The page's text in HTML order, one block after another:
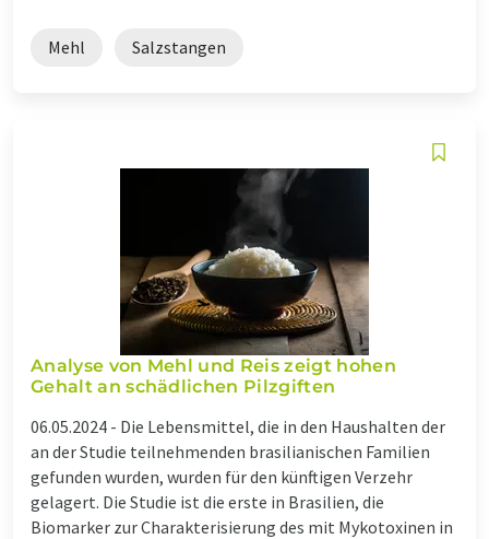
Mehl Salzstangen
Analyse von Mehl und Reis zeigt hohen
Gehalt an schädlichen Pilzgiften
06.05.2024 - Die Lebensmittel, die in den Haushalten der
an der Studie teilnehmenden brasilianischen Familien
gefunden wurden, wurden für den künftigen Verzehr
gelagert. Die Studie ist die erste in Brasilien, die
Biomarker zur Charakterisierung des mit Mykotoxinen in